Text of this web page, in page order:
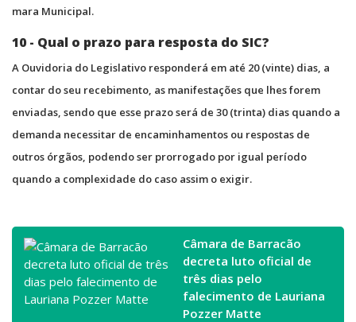
mara Municipal.
10 - Qual o prazo para resposta do SIC?
A Ouvidoria do Legislativo responderá em até 20 (vinte) dias, a
contar do seu recebimento, as manifestações que lhes forem
enviadas, sendo que esse prazo será de 30 (trinta) dias quando a
demanda necessitar de encaminhamentos ou respostas de
outros órgãos, podendo ser prorrogado por igual período
quando a complexidade do caso assim o exigir.
Câmara de Barracão
decreta luto oficial de
três dias pelo
falecimento de Lauriana
Pozzer Matte